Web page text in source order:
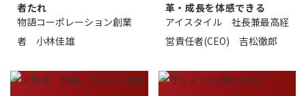
者たれ
物語コーポレーション創業
者 小林佳雄
革・成長を体感できる
アイスタイル 社長兼最高経
営責任者(CEO) 吉松徹郎